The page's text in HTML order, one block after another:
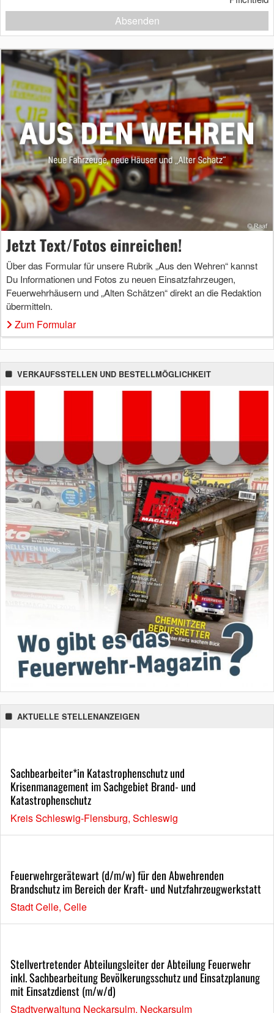
Absenden
Jetzt Text/Fotos einreichen!
Über das Formular für unsere Rubrik „Aus den Wehren“ kannst
Du Informationen und Fotos zu neuen Einsatzfahrzeugen,
Feuerwehrhäusern und „Alten Schätzen“ direkt an die Redaktion
übermitteln.
Zum Formular
VERKAUFSSTELLEN UND BESTELLMÖGLICHKEIT
AKTUELLE STELLENANZEIGEN
Sachbearbeiter*in Katastrophenschutz und
Krisenmanagement im Sachgebiet Brand- und
Katastrophenschutz
Kreis Schleswig-Flensburg, Schleswig
Feuerwehrgerätewart (d/m/w) für den Abwehrenden
Brandschutz im Bereich der Kraft- und Nutzfahrzeugwerkstatt
Stadt Celle, Celle
Stellvertretender Abteilungsleiter der Abteilung Feuerwehr
inkl. Sachbearbeitung Bevölkerungsschutz und Einsatzplanung
mit Einsatzdienst (m/w/d)
Stadtverwaltung Neckarsulm, Neckarsulm